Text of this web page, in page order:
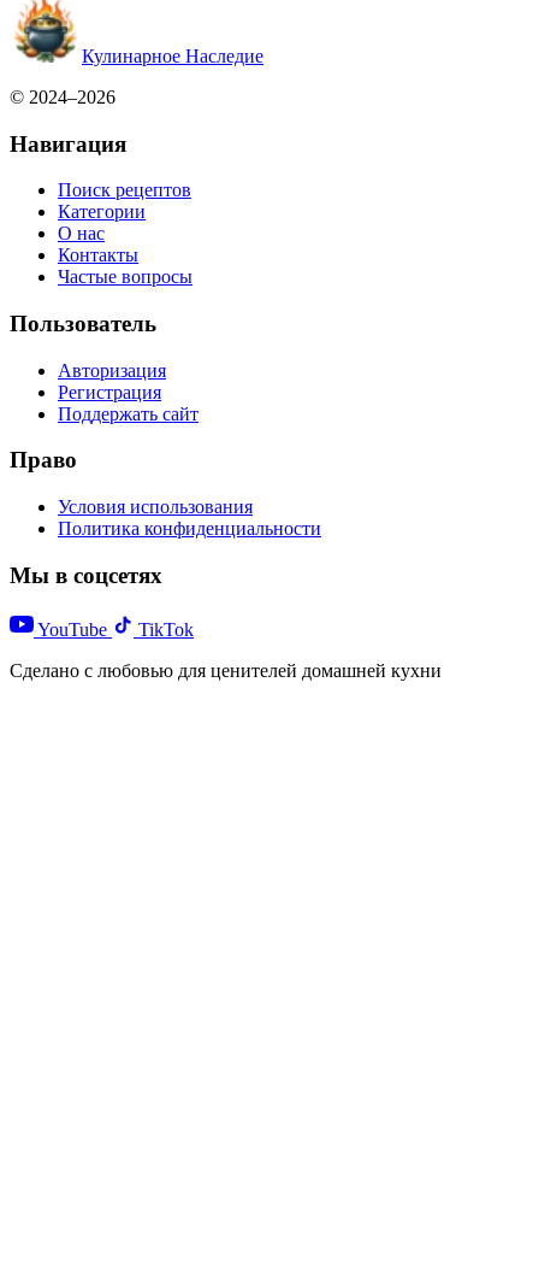
Кулинарное Наследие
© 2024–2026
Навигация
Поиск рецептов
Категории
О нас
Контакты
Частые вопросы
Пользователь
Авторизация
Регистрация
Поддержать сайт
Право
Условия использования
Политика конфиденциальности
Мы в соцсетях
YouTube
TikTok
Сделано с любовью для ценителей домашней кухни